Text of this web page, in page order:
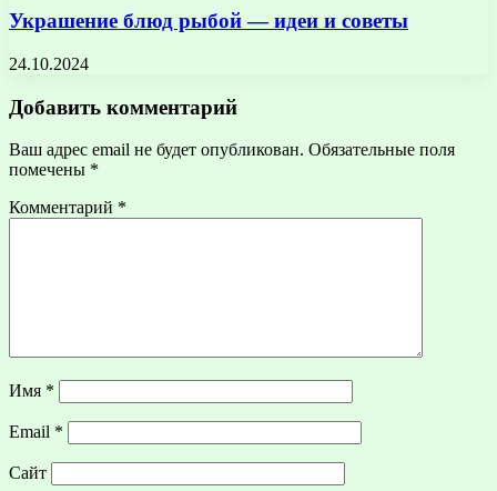
Украшение блюд рыбой — идеи и советы
24.10.2024
Добавить комментарий
Ваш адрес email не будет опубликован. Обязательные поля
помечены *
Комментарий *
Имя *
Email *
Сайт